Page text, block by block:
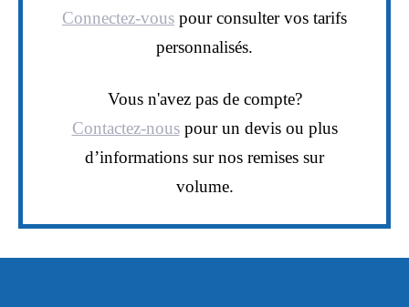
Connectez-vous pour consulter vos tarifs
personnalisés.
Vous n'avez pas de compte?
Contactez-nouspour un devis ou plus
d’informations sur nos remises sur
volume.